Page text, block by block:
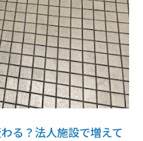
る？法人施設で増えて